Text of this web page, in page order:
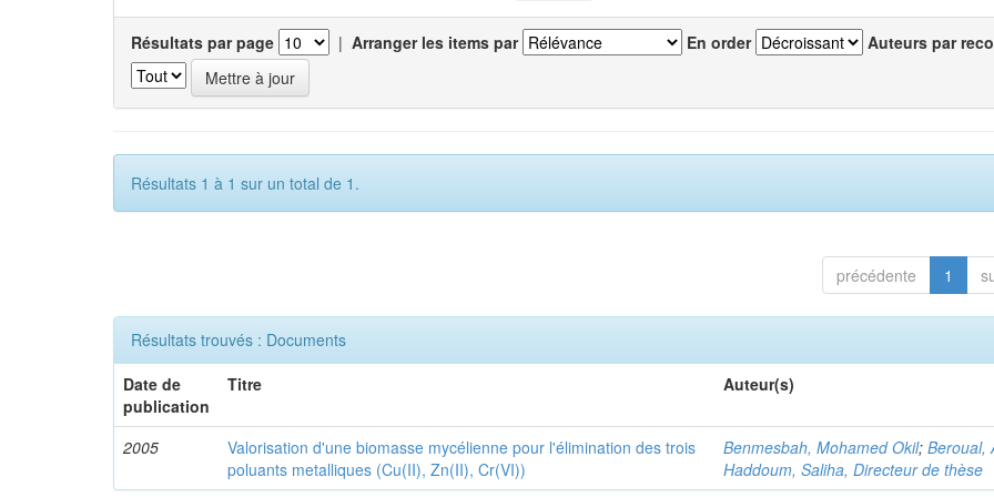
Résultats par page | Arranger les items par En order Auteurs par
Résultats 1 à 1 sur un total de 1.
précédente 1
Résultats trouvés : Documents
Date de
publication
Titre Auteur(s)
2005
Valorisation d'une biomasse mycélienne pour l'élimination des trois
poluants metalliques (Cu(II), Zn(II), Cr(VI))
Benmesbah, Mohamed Okil;Beroual,
Haddoum, Saliha, Directeur de thèse